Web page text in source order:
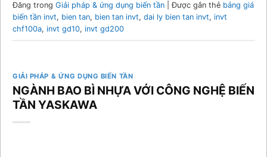
Đăng trong Giải pháp & ứng dụng biến tần |Được gắn thẻ bảng giá
biến tần invt, bien tan, bien tan invt, dai ly bien tan invt, invt
chf100a, invt gd10, invt gd200
GIẢI PHÁP & ỨNG DỤNG BIẾN TẦN
NGÀNH BAO BÌ NHỰA VỚI CÔNG NGHỆ BIẾN
TẦN YASKAWA